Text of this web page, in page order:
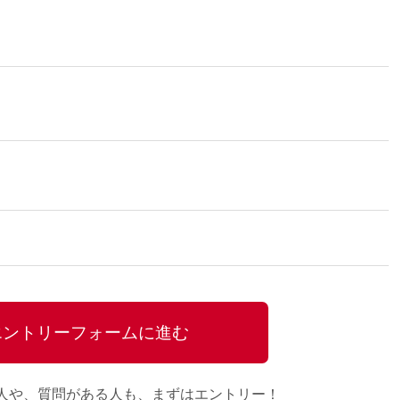
ントリーフォームに進む
や、質問がある人も、 まずはエントリー！